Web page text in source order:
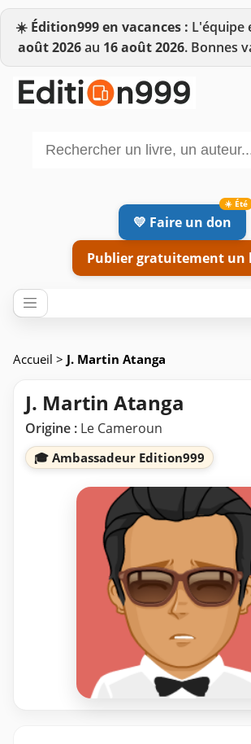
☀️ Édition999 en vacances : L'équipe
août 2026au 16 août 2026. Bonnes
💛 Faire un don
Publier gratuitement un
Accueil > J. Martin Atanga
J. Martin Atanga
Origine : Le Cameroun
🎓 Ambassadeur Edition999